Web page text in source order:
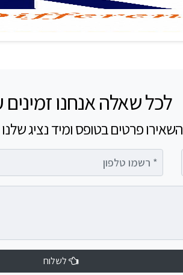
לכל שאלה אנחנו זמינים
השאירו פרטים בטופס ומיד נציג
לשלוח